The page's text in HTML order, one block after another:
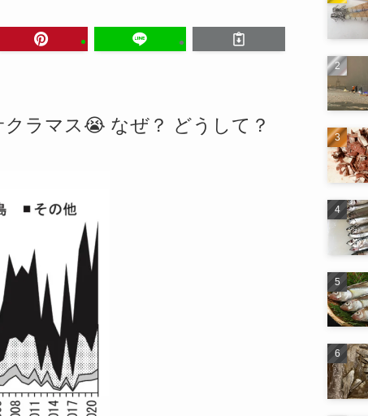
ラマス😭 なぜ？ どうして？